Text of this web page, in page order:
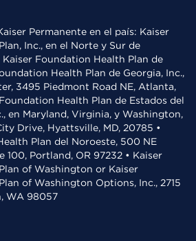
Permanente en el país: Kaiser
Inc., en el Norte y Sur de
Kaiser Foundation Health Plan de
Health Plan de Georgia, Inc.,
3495 Piedmont Road NE, Atlanta,
Health Plan de Estados del
en Maryland, Virginia, y Washington,
Drive, Hyattsville, MD, 20785 •
Plan del Noroeste, 500 NE
100, Portland, OR 97232 • Kaiser
of Washington or Kaiser
of Washington Options, Inc., 2715
WA 98057